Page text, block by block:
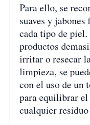
Para ello, se
suaves y
cada tipo de
productos
irritar o resecar
limpieza, se
con el uso de un
para equilibrar
cualquier residuo